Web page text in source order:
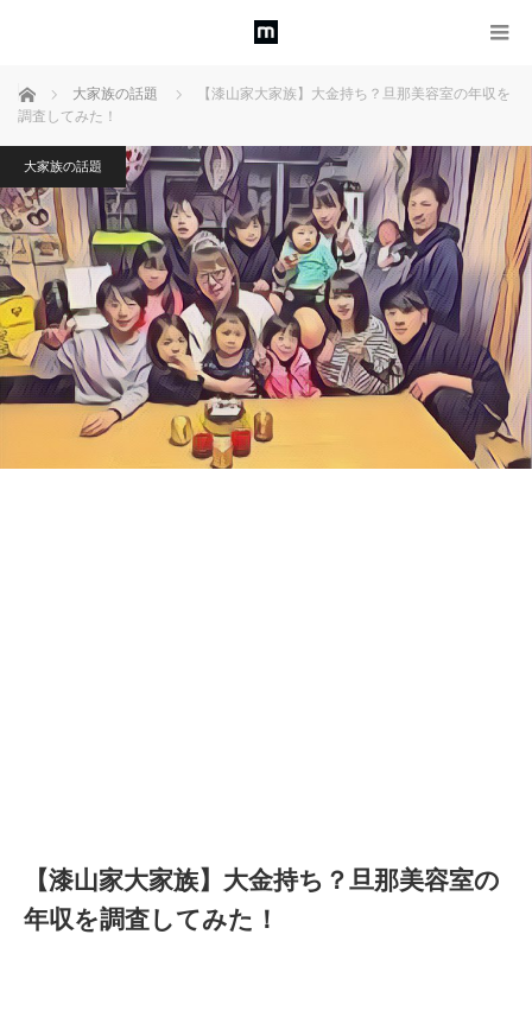
ホーム 大家族の話題
【漆山家大家族】大金持ち？旦那美容室の年収を
調査してみた！
大家族の話題
【漆山家大家族】大金持ち？旦那美容室の
年収を調査してみた！